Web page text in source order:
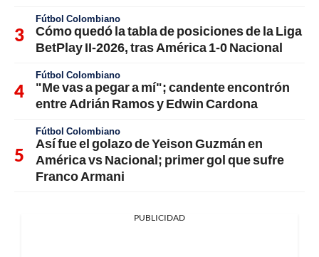
Fútbol Colombiano
Cómo quedó la tabla de posiciones de la Liga
BetPlay II-2026, tras América 1-0 Nacional
Fútbol Colombiano
"Me vas a pegar a mí"; candente encontrón
entre Adrián Ramos y Edwin Cardona
Fútbol Colombiano
Así fue el golazo de Yeison Guzmán en
América vs Nacional; primer gol que sufre
Franco Armani
PUBLICIDAD